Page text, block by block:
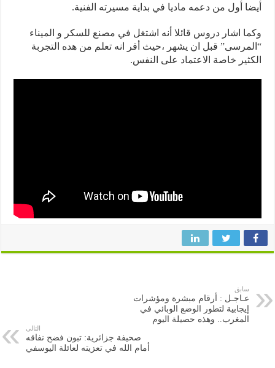
أول من دعمه ماديا في بداية مسيرته الفنية.
اشار دروس قائلا أنه اشتغل في مصنع للسكر و الميناء
قبل ان يشهر ،حيث أقر انه تعلم من هده التجربة
خاصة الاعتماد على النفس.
عـاجـل : أرقام مبشرة ومؤشرات
إيجابية لتطور الوضع الوبائي في
المغرب.. وهذه حصيلة اليوم
صحيفة جزائرية: تبون فضح نفاقه
أمام الله في تعزيته لعائلة اليوسفي